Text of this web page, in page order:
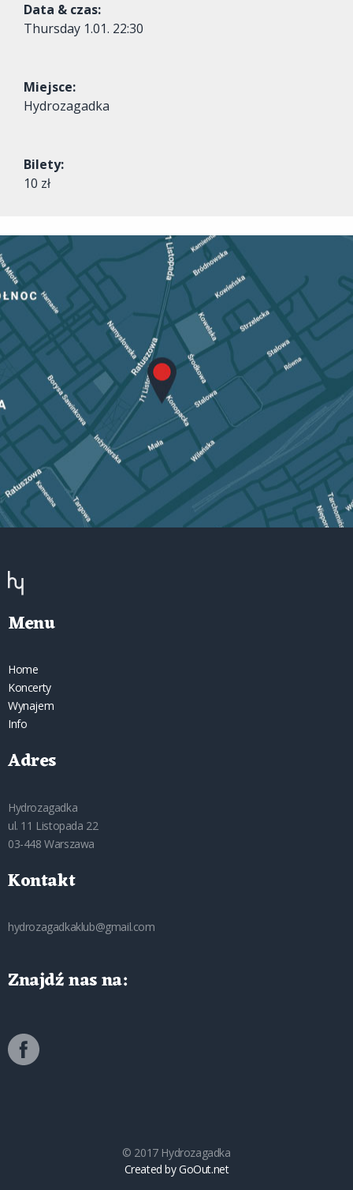
Data & czas:
Thursday 1.01. 22:30
Miejsce:
Hydrozagadka
Bilety:
10 zł
Menu
Home
Koncerty
Wynajem
Info
Adres
Hydrozagadka
ul. 11 Listopada 22
03-448 Warszawa
Kontakt
hydrozagadkaklub@gmail.com
Znajdź nas na:
© 2017 Hydrozagadka
Created by GoOut.net